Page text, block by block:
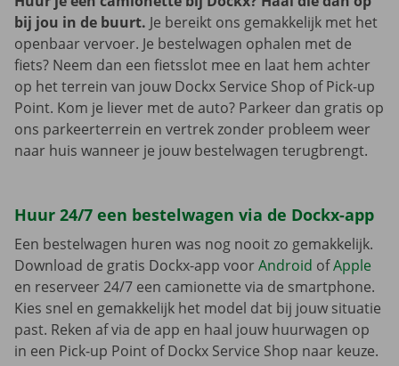
bij jou in de buurt. Je bereikt ons gemakkelijk met het
openbaar vervoer. Je bestelwagen ophalen met de
fiets? Neem dan een fietsslot mee en laat hem achter
op het terrein van jouw Dockx Service Shop of Pick-up
Point. Kom je liever met de auto? Parkeer dan gratis op
ons parkeerterrein en vertrek zonder probleem weer
naar huis wanneer je jouw bestelwagen terugbrengt.
Huur 24/7 een bestelwagen via de Dockx-app
Een bestelwagen huren was nog nooit zo gemakkelijk.
Download de gratis Dockx-app voorAndroid ofApple
en reserveer 24/7 een camionette via de smartphone.
Kies snel en gemakkelijk het model dat bij jouw situatie
past. Reken af via de app en haal jouw huurwagen op
in een Pick-up Point of Dockx Service Shop naar keuze.